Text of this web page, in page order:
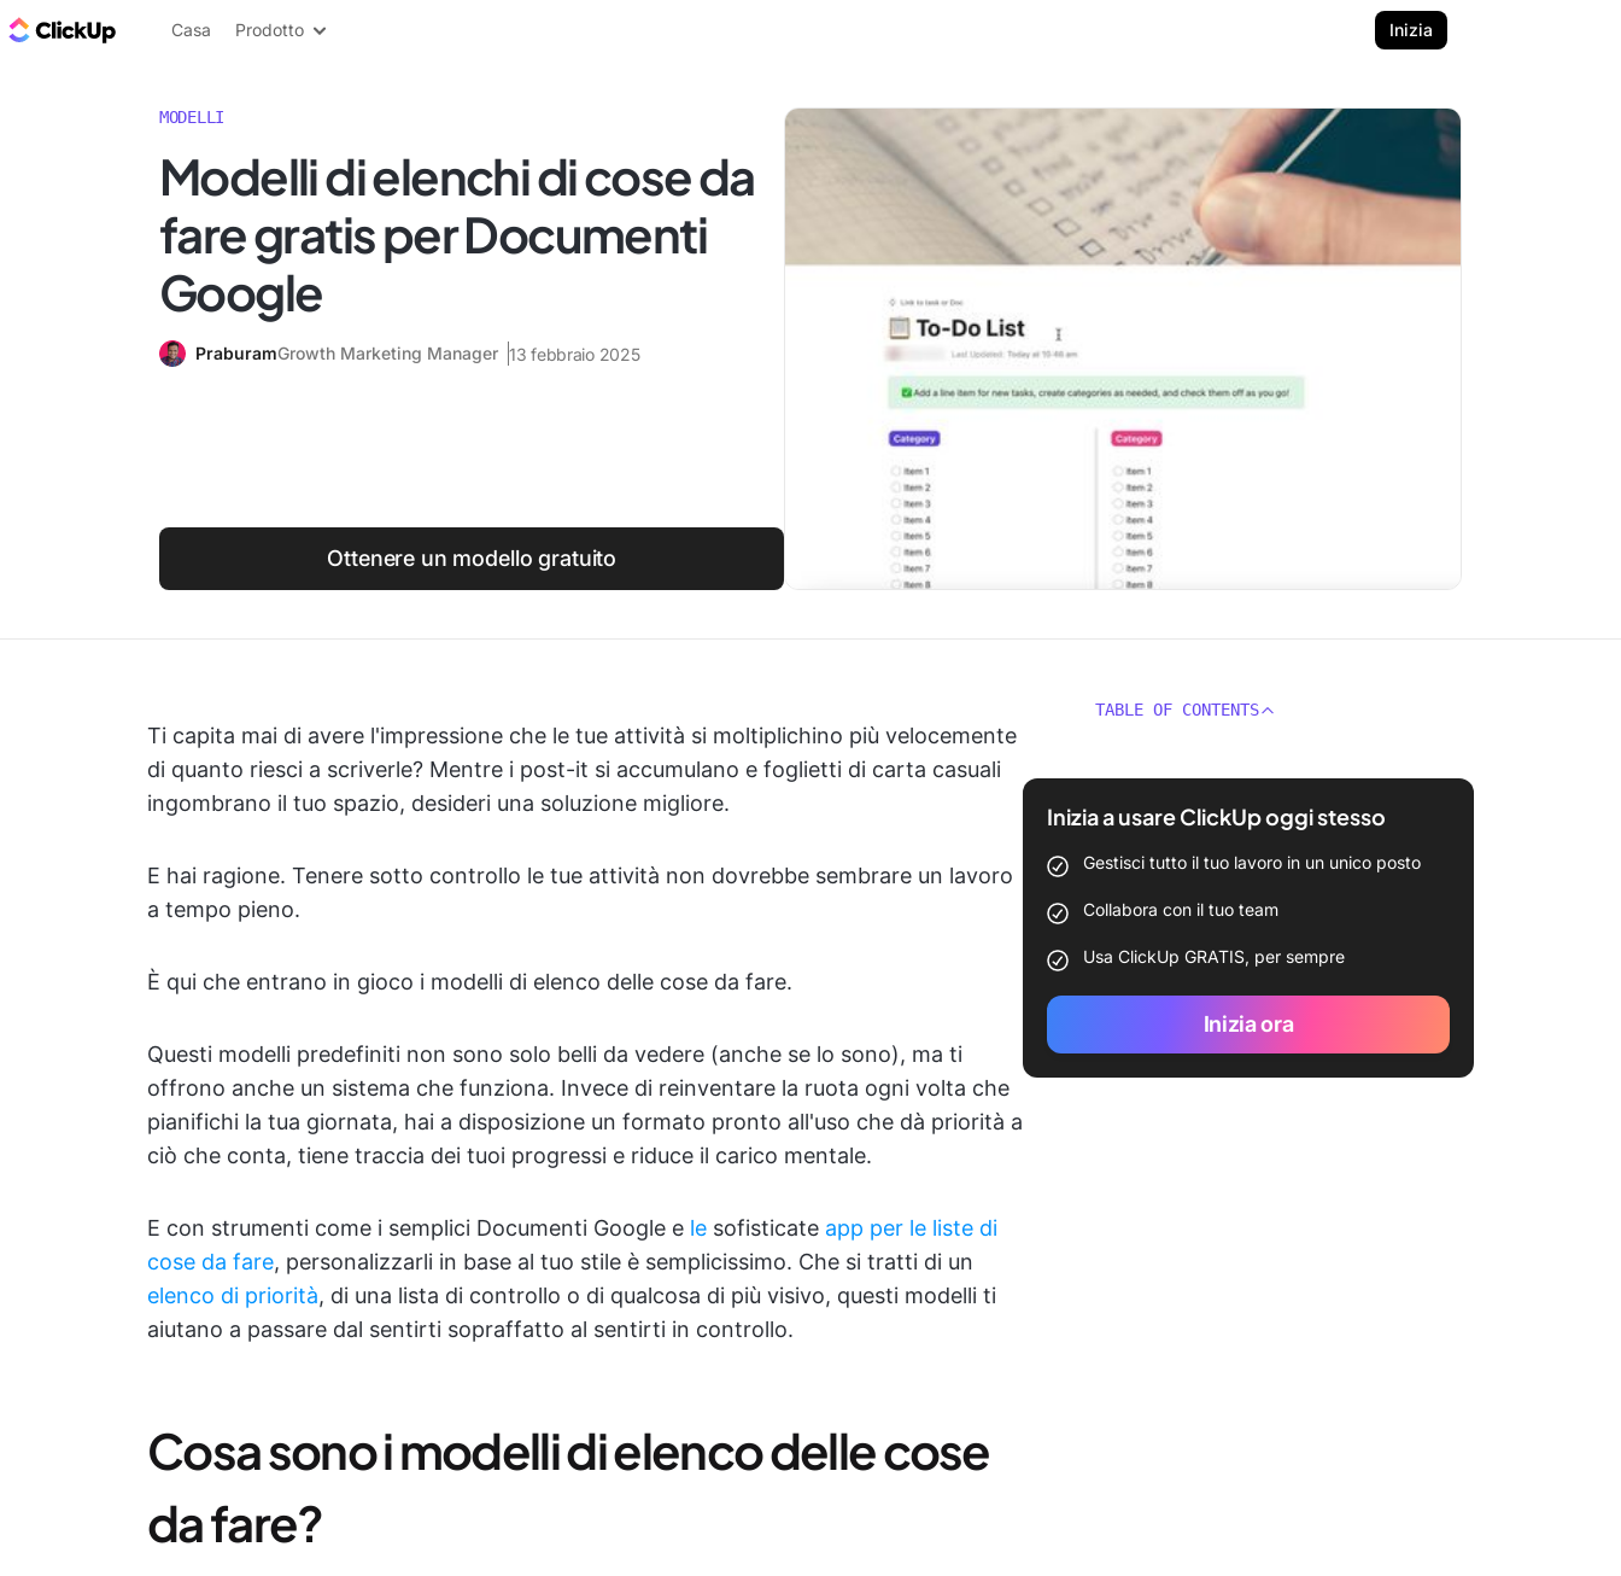
Blog di ClickUp
Casa Prodotto Inizia
MODELLI
Modelli di elenchi di cose da
fare gratis per Documenti
Google
PraburamGrowth Marketing Manager 13 febbraio 2025
Ottenere un modello gratuito
Ti capita mai di avere l'impressione che le tue attività si moltiplichino più velocemente
di quanto riesci a scriverle? Mentre i post-it si accumulano e foglietti di carta casuali
ingombrano il tuo spazio, desideri una soluzione migliore.
E hai ragione. Tenere sotto controllo le tue attività non dovrebbe sembrare un lavoro
a tempo pieno.
È qui che entrano in gioco i modelli di elenco delle cose da fare.
Questi modelli predefiniti non sono solo belli da vedere (anche se lo sono), ma ti
offrono anche un sistema che funziona. Invece di reinventare la ruota ogni volta che
pianifichi la tua giornata, hai a disposizione un formato pronto all'uso che dà priorità a
ciò che conta, tiene traccia dei tuoi progressi e riduce il carico mentale.
E con strumenti come i semplici Documenti Google e le sofisticate app per le liste di
cose da fare, personalizzarli in base al tuo stile è semplicissimo. Che si tratti di un
elenco di priorità, di una lista di controllo o di qualcosa di più visivo, questi modelli ti
aiutano a passare dal sentirti sopraffatto al sentirti in controllo.
Cosa sono i modelli di elenco delle cose
da fare?
TABLE OF CONTENTS
Inizia a usare ClickUp oggi stesso
Gestisci tutto il tuo lavoro in un unico posto
Collabora con il tuo team
Usa ClickUp GRATIS, per sempre
Inizia ora